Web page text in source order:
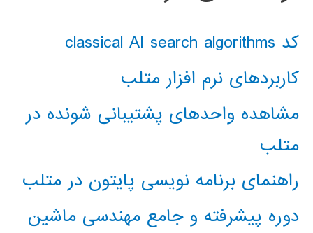
کد classical AI search algorithms
کاربردهای نرم افزار متلب
مشاهده واحدهای پشتیبانی شونده در
متلب
راهنمای برنامه نویسی پایتون در متلب
دوره پیشرفته و جامع مهندسی ماشین